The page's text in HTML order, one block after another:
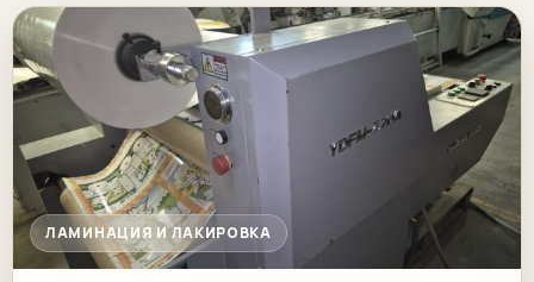
ЛАМИНАЦИЯ И ЛАКИРОВКА